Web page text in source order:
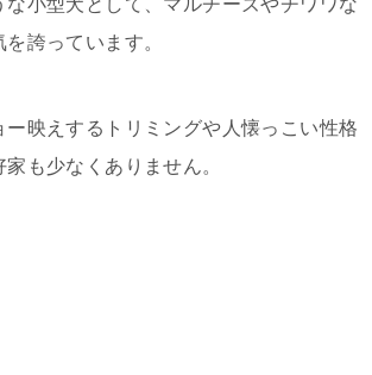
な小型犬として、マルチーズやチワワな
誇っています。
ー映えするトリミングや人懐っこい性格
も少なくありません。